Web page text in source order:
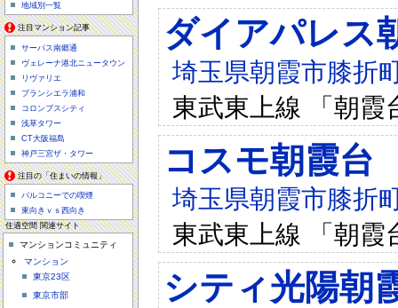
ダイアパレス
埼玉県朝霞市膝折
東武東上線 「朝霞
コスモ朝霞台
埼玉県朝霞市膝折
東武東上線 「朝霞
シティ光陽朝
地域別一覧
注目マンション記事
サーパス南郷通
ヴェレーナ港北ニュータウン
リヴァリエ
ブランシエラ浦和
コロンブスシティ
浅草タワー
CT大阪福島
神戸三宮ザ・タワー
注目の「住まいの情報」
バルコニーでの喫煙
東向きｖｓ西向き
住適空間 関連サイト
マンションコミュニティ
マンション
東京23区
東京市部